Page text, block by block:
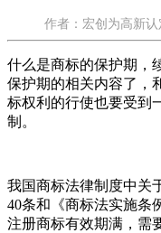
作者：宏创为高新认
什么是商标的保护期，
保护期的相关内容了，
标权利的行使也要受到
制。
我国商标法律制度中关
40条和《商标法实施条
注册商标有效期满，需